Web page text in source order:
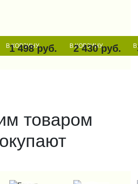
В КОРЗИНУ
1 498 руб. В КОРЗИНУ
2 430 руб.
товаром